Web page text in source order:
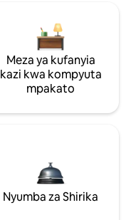
Meza ya kufanyia
kazi kwa kompyuta
mpakato
Nyumba za Shirika